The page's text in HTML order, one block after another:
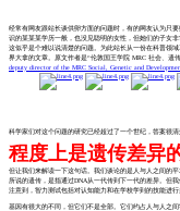
经常有网友跟站长谈供卵方面的问题时，有的网友认为只
识的某某某学历一般，也没见聪明的女性，但她们的子女
这似乎是个难以说清楚的问题。为此站长从一份在科普领
界大拿的文章。原文作者是“伦敦国王学院 MRC 社会、遗
deputy director of the MRC Social, Genetic and
科学家们对这个问题的研究已经超过了一个世纪，答案很清
程度上是遗传差异
但让我们来解读一下这句话。我们谈论的是人与人之间的
所说的遗传，是指通过DNA从一代传到下一代的差异。但
注意到，智力测试包括对认知能力和在学校学到的技能进
基因有很大的不同，但它们不是全部。它们约占人与人之